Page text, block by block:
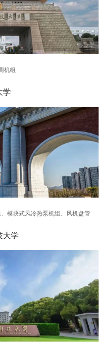
机组
学
模块式风冷热泵机组、风机盘管
大学